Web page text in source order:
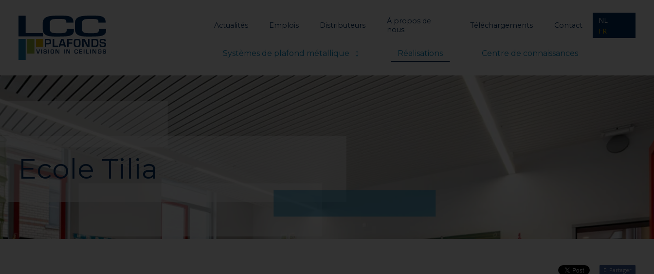
Actualités Emplois Distributeurs
Á propos de
nous
Téléchargements Contact
NL
FR
Systèmes de plafond métallique Réalisations Centre de connaissances
Ecole Tilia
Partager